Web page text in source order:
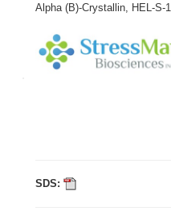
Alpha (B)-Crystallin, HEL-S-
SDS: